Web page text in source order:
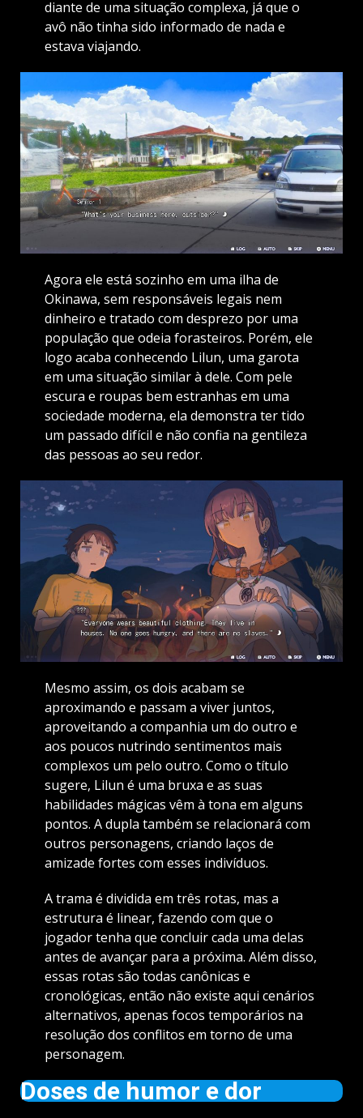
diante de uma situação complexa, já que o
avô não tinha sido informado de nada e
estava viajando.
Agora ele está sozinho em uma ilha de
Okinawa, sem responsáveis legais nem
dinheiro e tratado com desprezo por uma
população que odeia forasteiros. Porém, ele
logo acaba conhecendo Lilun, uma garota
em uma situação similar à dele. Com pele
escura e roupas bem estranhas em uma
sociedade moderna, ela demonstra ter tido
um passado difícil e não confia na gentileza
das pessoas ao seu redor.
Mesmo assim, os dois acabam se
aproximando e passam a viver juntos,
aproveitando a companhia um do outro e
aos poucos nutrindo sentimentos mais
complexos um pelo outro. Como o título
sugere, Lilun é uma bruxa e as suas
habilidades mágicas vêm à tona em alguns
pontos. A dupla também se relacionará com
outros personagens, criando laços de
amizade fortes com esses indivíduos.
A trama é dividida em três rotas, mas a
estrutura é linear, fazendo com que o
jogador tenha que concluir cada uma delas
antes de avançar para a próxima. Além disso,
essas rotas são todas canônicas e
cronológicas, então não existe aqui cenários
alternativos, apenas focos temporários na
resolução dos conflitos em torno de uma
personagem.
Doses de humor e dor